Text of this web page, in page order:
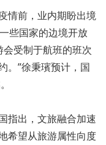
前，业内期盼出境
些国家的边境开放
受制于航班的班次
。”徐秉璸预计，国
出，文旅融合加速
希望从旅游属性向度